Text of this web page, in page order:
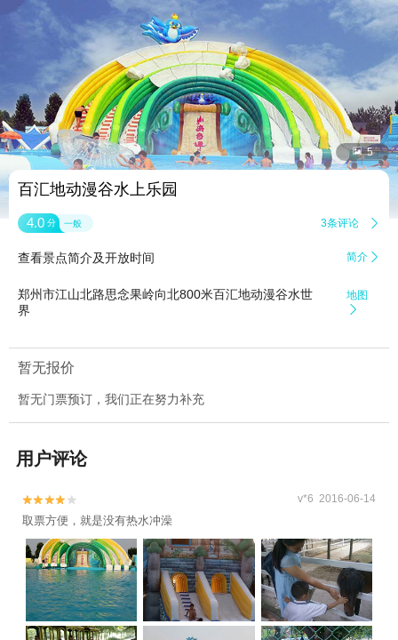
 5
百汇地动漫谷水上乐园
4.0 分 一般 3条评论 
查看景点简介及开放时间 简介 
郑州市江山北路思念果岭向北800米百汇地动漫谷水世
界
地图

暂无报价
暂无门票预订，我们正在努力补充
用户评论

 v*6 2016-06-14
取票方便，就是没有热水冲澡
